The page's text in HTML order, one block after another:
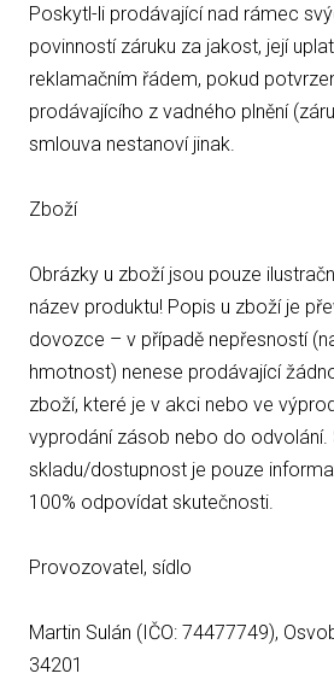
Poskytl-li prodávající nad rámec
povinností záruku za jakost, její
reklamačním řádem, pokud
prodávajícího z vadného plnění
smlouva nestanoví jinak.
Zboží
Obrázky u zboží jsou pouze
název produktu! Popis u zboží je
dovozce – v případě nepřesností
hmotnost) nenese prodávající
zboží, které je v akci nebo ve
vyprodání zásob nebo do odvolání.
skladu/dostupnost je pouze
100% odpovídat skutečnosti.
Provozovatel, sídlo
Martin Sulán (IČO: 74477749),
34201